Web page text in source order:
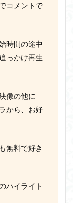
コメントで
時間の途中
っかけ再生
像の他に
から、お好
無料で好き
ハイライト